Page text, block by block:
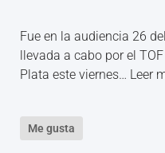
Fue en la audiencia 26
llevada a cabo por el
Plata este viernes… Leer
Me gusta